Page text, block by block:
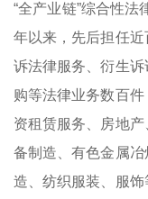
“全产业链”综合性
年以来，先后担任
诉法律服务、衍生
购等法律业务数百
资租赁服务、房地
备制造、有色金属
造、纺织服装、服